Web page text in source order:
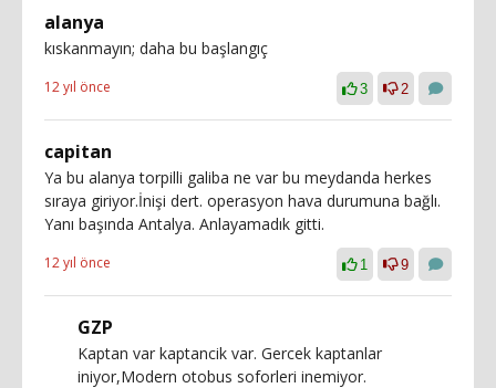
alanya
kıskanmayın; daha bu başlangıç
12 yıl önce 3 2
capitan
Ya bu alanya torpilli galiba ne var bu meydanda herkes
sıraya giriyor.İnişi dert. operasyon hava durumuna bağlı.
Yanı başında Antalya. Anlayamadık gitti.
12 yıl önce 1 9
GZP
Kaptan var kaptancik var. Gercek kaptanlar
iniyor,Modern otobus soforleri inemiyor.